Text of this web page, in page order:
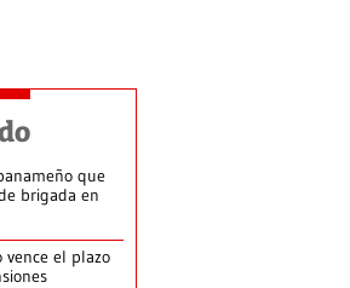
que
brigada en
vence el plazo